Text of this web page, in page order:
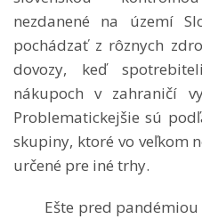
nezdanené na území
pochádzať z rôznych
dovozy, keď
nákupoch v zahraničí
Problematickejšie sú
skupiny, ktoré vo veľkom
určené pre iné trhy.
Ešte pred pandémiou